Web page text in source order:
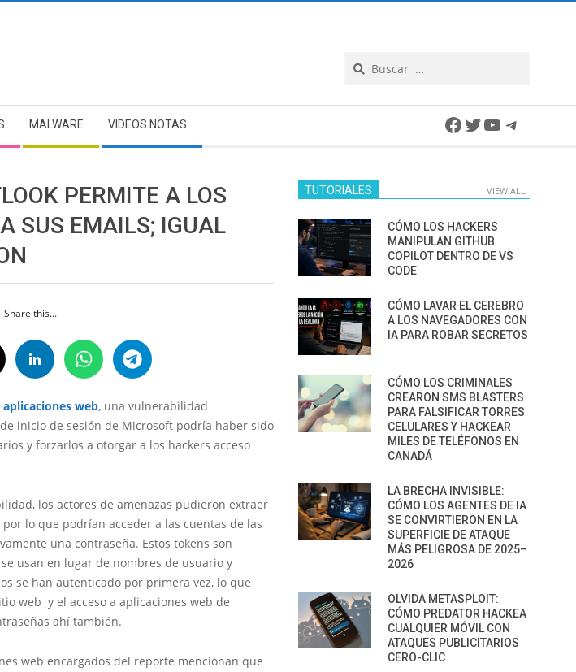
MALWARE VIDEOS NOTAS Facebook
Twitter
YouTube
PERMITE A LOS
SUS EMAILS; IGUAL
Share this...
web, una vulnerabilidad
inicio de sesión de Microsoft podría haber sido
y forzarlos a otorgar a los hackers acceso
los actores de amenazas pudieron extraer
lo que podrían acceder a las cuentas de las
una contraseña. Estos tokens son
usan en lugar de nombres de usuario y
se han autenticado por primera vez, lo que
web y el acceso a aplicaciones web de
ahí también.
web encargados del reporte mencionan que
TUTORIALES VIEW ALL
CÓMO LOS HACKERS
MANIPULAN GITHUB
COPILOT DENTRO DE VS
CODE
CÓMO LAVAR EL CEREBRO
A LOS NAVEGADORES CON
IA PARA ROBAR SECRETOS
CÓMO LOS CRIMINALES
CREARON SMS BLASTERS
PARA FALSIFICAR TORRES
CELULARES Y HACKEAR
MILES DE TELÉFONOS EN
CANADÁ
LA BRECHA INVISIBLE:
CÓMO LOS AGENTES DE IA
SE CONVIRTIERON EN LA
SUPERFICIE DE ATAQUE
MÁS PELIGROSA DE 2025–
2026
OLVIDA METASPLOIT:
CÓMO PREDATOR HACKEA
CUALQUIER MÓVIL CON
ATAQUES PUBLICITARIOS
CERO-CLIC